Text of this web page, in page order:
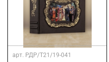
арт. РДР/Т21/19-041